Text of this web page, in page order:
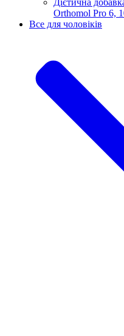
Orthomol Pro 6,
Все для чоловіків